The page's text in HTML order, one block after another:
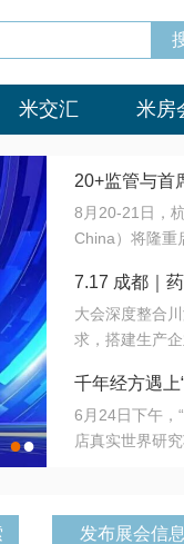
米交汇 米房
7.17 成都｜药
●●
20+监管与首
会8月开幕！
8月20-21日，
China）将隆重
法正重新定义
难题，呼唤更
同与出海能力
算力突围；从
术攻坚，到
室”与“生产线”
7.17 成都｜
营
大会深度整合
求，搭建生产
域增量份额夯
千年经方遇
目在北京同
6月24日下午
店真实世界研
发布展会信息